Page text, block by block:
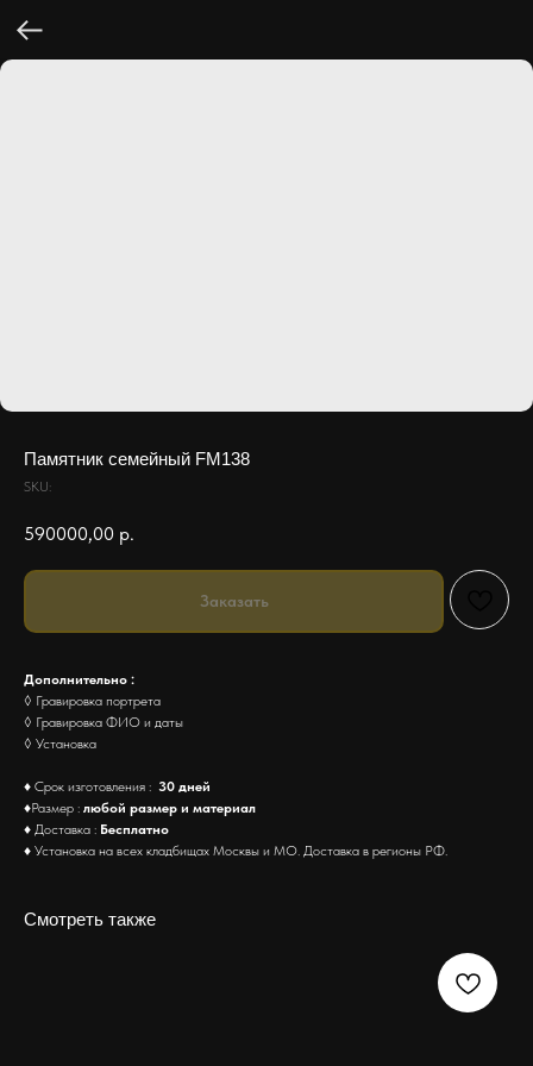
Памятник семейный FM138
SKU:
590000,00 р.
Заказать
Дополнительно :
◊ Гравировка портрета
◊ Гравировка ФИО и даты
◊ Установка
♦ Срок изготовления : 30 дней
♦Размер : любой размер и материал
♦ Доставка : Бесплатно
♦ Установка на всех кладбищах Москвы и МО. Доставка в регионы РФ.
Смотреть также